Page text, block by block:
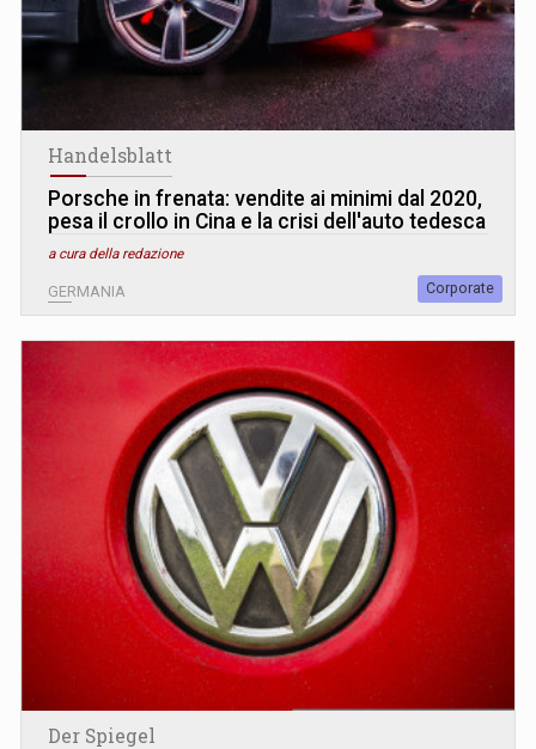
Handelsblatt
Porsche in frenata: vendite ai minimi dal 2020,
pesa il crollo in Cina e la crisi dell'auto tedesca
a cura della redazione
GERMANIA Corporate
Der Spiegel